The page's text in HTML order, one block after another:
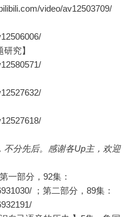
video/av12503709/
究】
不分先后。感谢各Up主，欢迎
一部分，92集：
；第二部分，89集：